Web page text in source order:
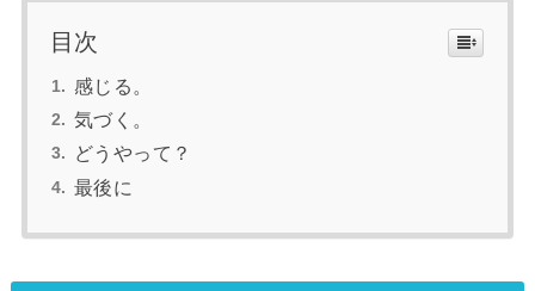
目次
感じる。
気づく。
どうやって？
最後に